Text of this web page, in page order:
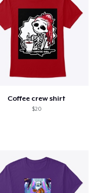
Coffee crew shirt
$20